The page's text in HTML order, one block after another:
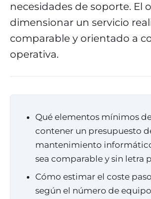
necesidades de soporte. El
dimensionar un servicio
comparable y orientado a
operativa.
Qué elementos mínimos
contener un presupuesto
mantenimiento
sea comparable y sin letra
Cómo estimar el coste
según el número de